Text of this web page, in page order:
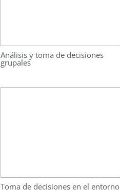
Análisis y toma de decisiones
grupales
Toma de decisiones en el entorno